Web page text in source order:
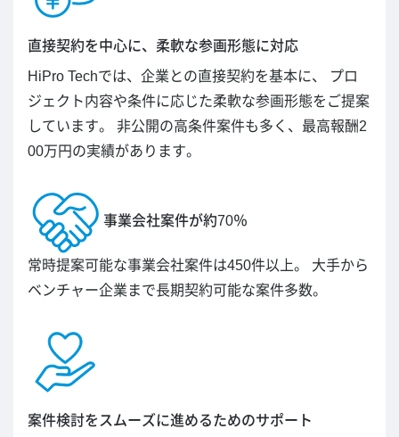
直接契約を中心に、柔軟な参画形態に対応
HiPro Techでは、企業との直接契約を基本に、 プロ
ジェクト内容や条件に応じた柔軟な参画形態をご提案
しています。 非公開の高条件案件も多く、最高報酬2
00万円の実績があります。
事業会社案件が約70％
常時提案可能な事業会社案件は450件以上。 大手から
ベンチャー企業まで長期契約可能な案件多数。
案件検討をスムーズに進めるためのサポート